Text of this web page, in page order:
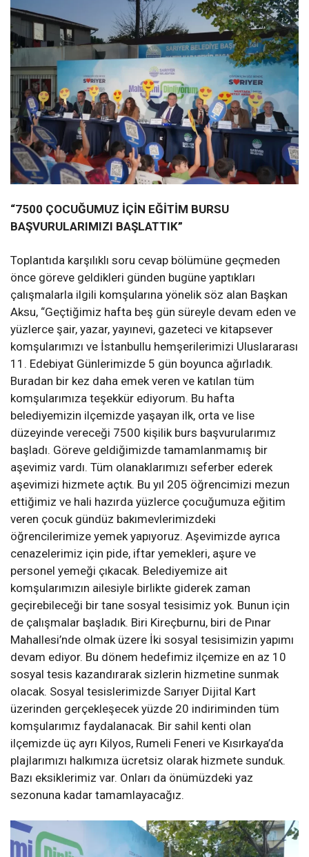
“7500 ÇOCUĞUMUZ İÇİN EĞİTİM BURSU
BAŞVURULARIMIZI BAŞLATTIK”
Toplantıda karşılıklı soru cevap bölümüne geçmeden
önce göreve geldikleri günden bugüne yaptıkları
çalışmalarla ilgili komşularına yönelik söz alan Başkan
Aksu, “Geçtiğimiz hafta beş gün süreyle devam eden ve
yüzlerce şair, yazar, yayınevi, gazeteci ve kitapsever
komşularımızı ve İstanbullu hemşerilerimizi Uluslararası
11. Edebiyat Günlerimizde 5 gün boyunca ağırladık.
Buradan bir kez daha emek veren ve katılan tüm
komşularımıza teşekkür ediyorum. Bu hafta
belediyemizin ilçemizde yaşayan ilk, orta ve lise
düzeyinde vereceği 7500 kişilik burs başvurularımız
başladı. Göreve geldiğimizde tamamlanmamış bir
aşevimiz vardı. Tüm olanaklarımızı seferber ederek
aşevimizi hizmete açtık. Bu yıl 205 öğrencimizi mezun
ettiğimiz ve hali hazırda yüzlerce çocuğumuza eğitim
veren çocuk gündüz bakımevlerimizdeki
öğrencilerimize yemek yapıyoruz. Aşevimizde ayrıca
cenazelerimiz için pide, iftar yemekleri, aşure ve
personel yemeği çıkacak. Belediyemize ait
komşularımızın ailesiyle birlikte giderek zaman
geçirebileceği bir tane sosyal tesisimiz yok. Bunun için
de çalışmalar başladık. Biri Kireçburnu, biri de Pınar
Mahallesi’nde olmak üzere İki sosyal tesisimizin yapımı
devam ediyor. Bu dönem hedefimiz ilçemize en az 10
sosyal tesis kazandırarak sizlerin hizmetine sunmak
olacak. Sosyal tesislerimizde Sarıyer Dijital Kart
üzerinden gerçekleşecek yüzde 20 indiriminden tüm
komşularımız faydalanacak. Bir sahil kenti olan
ilçemizde üç ayrı Kilyos, Rumeli Feneri ve Kısırkaya’da
plajlarımızı halkımıza ücretsiz olarak hizmete sunduk.
Bazı eksiklerimiz var. Onları da önümüzdeki yaz
sezonuna kadar tamamlayacağız.